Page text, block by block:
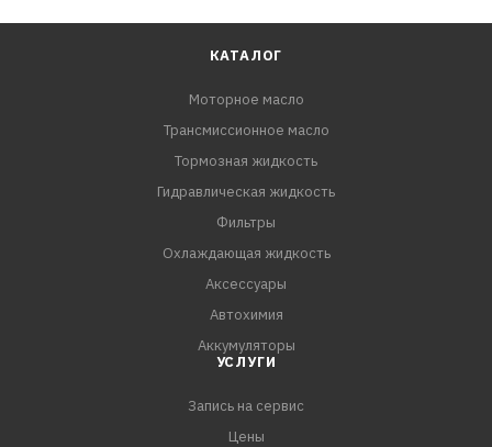
КАТАЛОГ
Моторное масло
Трансмиссионное масло
Тормозная жидкость
Гидравлическая жидкость
Фильтры
Охлаждающая жидкость
Аксессуары
Автохимия
Аккумуляторы
УСЛУГИ
Запись на сервис
Цены